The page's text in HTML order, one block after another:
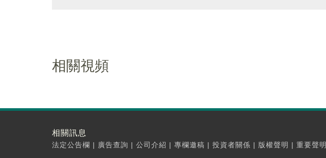
相關視頻
相關訊息
法定公告欄 | 廣告查詢 | 公司介紹 | 專欄邀稿 | 投資者關係 | 版權聲明 | 重要聲明